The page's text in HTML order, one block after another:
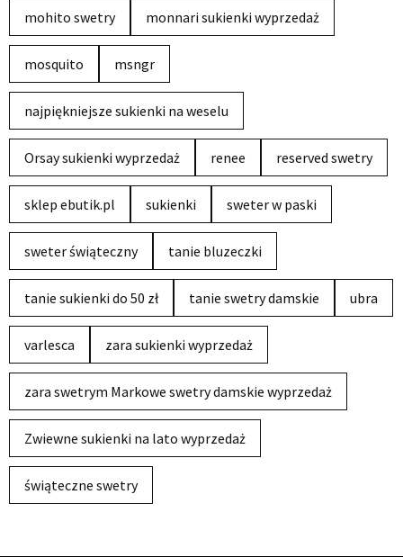
mohito swetry monnari sukienki wyprzedaż
mosquito msngr
najpiękniejsze sukienki na weselu
Orsay sukienki wyprzedaż renee reserved swetry
sklep ebutik.pl sukienki sweter w paski
sweter świąteczny tanie bluzeczki
tanie sukienki do 50 zł tanie swetry damskie ubra
varlesca zara sukienki wyprzedaż
zara swetrym Markowe swetry damskie wyprzedaż
Zwiewne sukienki na lato wyprzedaż
świąteczne swetry